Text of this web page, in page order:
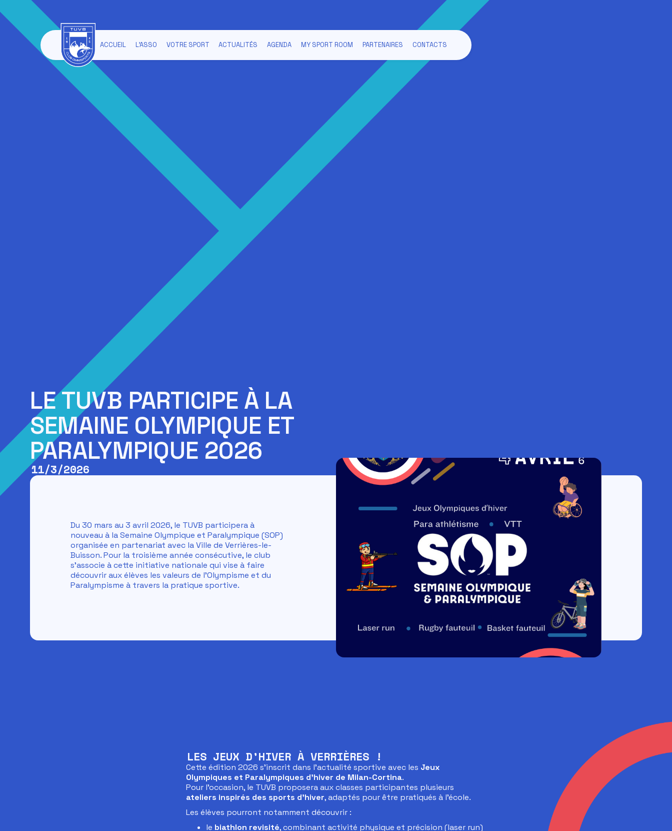
ACCUEIL L'ASSO VOTRE SPORT ACTUALITÉS AGENDA MY SPORT ROOM PARTENAIRES CONTACTS
LE TUVB PARTICIPE À LA
SEMAINE OLYMPIQUE ET
PARALYMPIQUE 2026
11/3/2026
Du 30 mars au 3 avril 2026, le TUVB participera à
nouveau à la Semaine Olympique et Paralympique (SOP)
organisée en partenariat avec la Ville de Verrières-le-
Buisson. Pour la troisième année consécutive, le club
s’associe à cette initiative nationale qui vise à faire
découvrir aux élèves les valeurs de l’Olympisme et du
Paralympisme à travers la pratique sportive.
LES JEUX D’HIVER À VERRIÈRES !
Cette édition 2026 s’inscrit dans l’actualité sportive avec les Jeux
Olympiques et Paralympiques d’hiver de Milan-Cortina.
Pour l’occasion, le TUVB proposera aux classes participantes plusieurs
ateliers inspirés des sports d’hiver, adaptés pour être pratiqués à l’école.
Les élèves pourront notamment découvrir :
le biathlon revisité, combinant activité physique et précision (laser run)